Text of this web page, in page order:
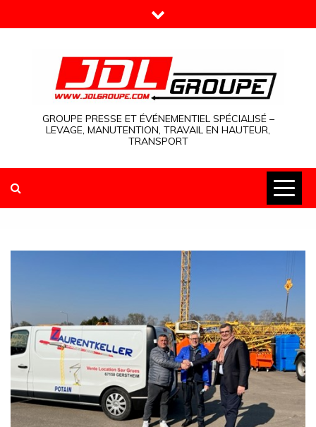
to
GROUPE PRESSE ET ÉVÉNEMENTIEL SPÉCIALISÉ –
LEVAGE, MANUTENTION, TRAVAIL EN HAUTEUR,
TRANSPORT